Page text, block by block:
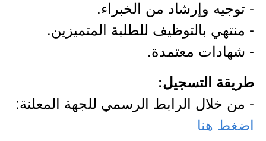
- توجيه وإرشاد من الخبراء.
- منتهي بالتوظيف للطلبة المتميزين.
- شهادات معتمدة.
طريقة التسجيل:
- من خلال الرابط الرسمي للجهة المعلنة:
اضغط هنا